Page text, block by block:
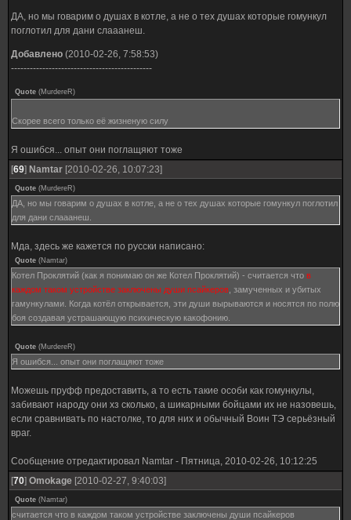
ДА, но мы говарим о душах в котле, а не о тех душах которые гомункул
поглотил для дани слааанеш.
Добавлено (2010-02-26, 7:58:53)
---------------------------------------------
Quote (MurdereR)
Скорее всего только её жизненую силу
Я ошибся... опыт они поглащяют тоже
[69] Namtar [2010-02-26, 10:07:23]
Quote (MurdereR)
ДА, но мы говарим о душах в котле, а не о тех душах которые гомункул поглотил
для дани слааанеш.
Мда, здесь же кажется по русски написано:
Quote (Namtar)
Котел Проклятий (как я понимаю он же Котел Проклятий) - считается что в
каждом таком устройстве заключены души псайкеров , замученных и убитых
гамункулами. Когда котёл открывается, эти души вырываются и носятся по полю
боя создавая устрашающую психическую какофонию.
Quote (MurdereR)
Я ошибся... опыт они поглащяют тоже
Можешь пруфф предоставить, а то есть такие особи как гомункулы,
забивают народу они хз сколько, а шикарными бойцами их не назовешь,
если сравнивать по настолке, то для них и обычный Воин ТЭ серьёзный
враг.
Сообщение отредактировал Namtar - Пятница, 2010-02-26, 10:12:25
[70] Omokage [2010-02-27, 9:40:03]
Quote (Namtar)
считается что в каждом таком устройстве заключены души псайкеров